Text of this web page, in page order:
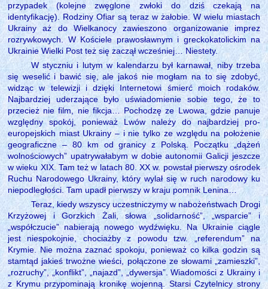
przypadek (kolejne zwęglone zwłoki do dziś czekają na
identyfikację). Rodziny Ofiar są teraz w żałobie. W wielu miastach
Ukrainy aż do Wielkanocy zawieszono organizowanie imprez
rozrywkowych. W Kościele prawosławnym i greckokatolickim na
Ukrainie Wielki Post też się zaczął wcześniej… Niestety.
W styczniu i lutym w kalendarzu był karnawał, niby trzeba
się weselić i bawić się, ale jakoś nie mogłam na to się zdobyć,
widząc w telewizji i dzięki Internetowi śmierć moich rodaków.
Najbardziej uderzające było uświadomienie sobie tego, że to
przecież nie film, nie fikcja… Pochodzę ze Lwowa, gdzie panuje
względny spokój, ponieważ Lwów należy do najbardziej pro-
europejskich miast Ukrainy – i nie tylko ze względu na położenie
geograficzne – 80 km od granicy z Polską. Początku „dążeń
wolnościowych” upatrywałabym w dobie autonomii Galicji jeszcze
w wieku XIX. Tam też w latach 80. XX w. powstał pierwszy ośrodek
Ruchu Narodowego Ukrainy, który wylał się w ruch narodowy ku
niepodległości. Tam upadł pierwszy w kraju pomnik Lenina…
Teraz, kiedy wszyscy uczestniczymy w nabożeństwach Drogi
Krzyżowej i Gorzkich Żali, słowa „solidarność”, „wsparcie” i
„współczucie” nabierają nowego wydźwięku. Na Ukrainie ciągle
jest niespokojnie, chociażby z powodu tzw. „referendum” na
Krymie. Nie można zaznać spokoju, ponieważ co kilka godzin są
stamtąd jakieś trwożne wieści, połączone ze słowami „zamieszki”,
„rozruchy”, „konflikt”, „najazd”, „dywersja”. Wiadomości z Ukrainy i
z Krymu przypominają kronikę wojenną. Starsi Czytelnicy strony